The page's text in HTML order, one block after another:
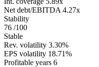
Net debt/EBITDA 4.27x
Stability
76 /100
Stable
Rev. volatility 3.30%
EPS volatility 18.71%
Profitable years 6